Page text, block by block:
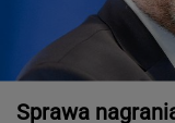
Sprawa